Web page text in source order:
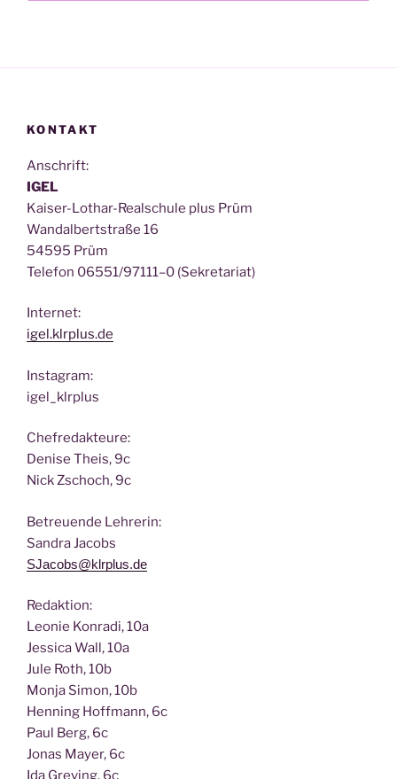
KONTAKT
Anschrift:
IGEL
Kai­ser-Lothar-Real­schu­le plus Prüm
Wan­dal­bert­stra­ße 16
54595 Prüm
Tele­fon 06551/97111–0 (Sekre­ta­ri­at)
Inter­net:
igel.klrplus.de
Insta­gram:
igel_klrplus
Chef­re­dak­teu­re:
Deni­se Theis, 9c
Nick Zscho­ch, 9c
Betreu­en­de Lehrerin:
San­dra Jacobs
SJacobs@klrplus.de
Redak­ti­on:
Leo­nie Kon­ra­di, 10a
Jes­si­ca Wall, 10a
Jule Roth, 10b
Mon­ja Simon, 10b
Hen­ning Hoff­mann, 6c
Paul Berg, 6c
Jonas May­er, 6c
Ida Gre­ving, 6c